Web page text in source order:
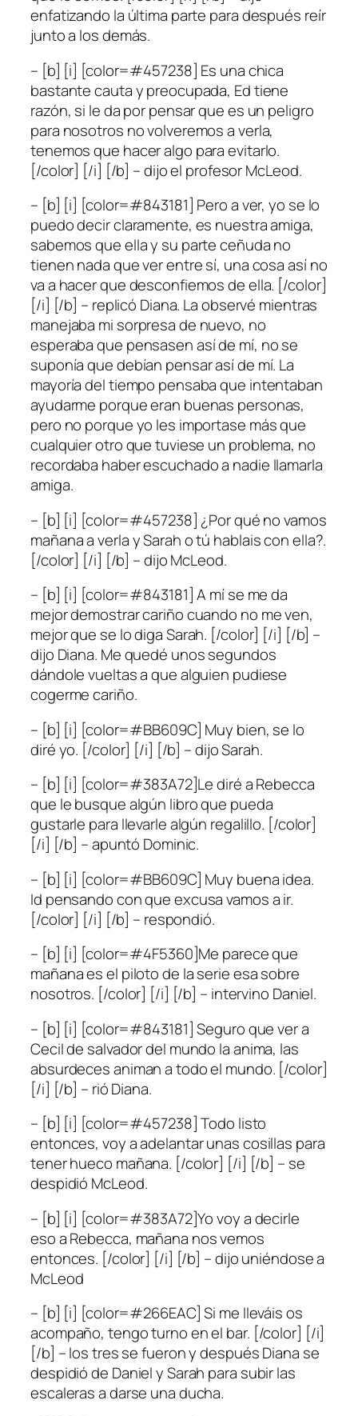
enfatizando la última parte para después reír
junto a los demás.
– [b] [i] [color=#457238] Es una chica
bastante cauta y preocupada, Ed tiene
razón, si le da por pensar que es un peligro
para nosotros no volveremos a verla,
tenemos que hacer algo para evitarlo.
[/color] [/i] [/b] – dijo el profesor McLeod.
– [b] [i] [color=#843181] Pero a ver, yo se lo
puedo decir claramente, es nuestra amiga,
sabemos que ella y su parte ceñuda no
tienen nada que ver entre sí, una cosa así no
va a hacer que desconfiemos de ella. [/color]
[/i] [/b] – replicó Diana. La observé mientras
manejaba mi sorpresa de nuevo, no
esperaba que pensasen así de mí, no se
suponía que debían pensar así de mí. La
mayoría del tiempo pensaba que intentaban
ayudarme porque eran buenas personas,
pero no porque yo les importase más que
cualquier otro que tuviese un problema, no
recordaba haber escuchado a nadie llamarla
amiga.
– [b] [i] [color=#457238] ¿Por qué no vamos
mañana a verla y Sarah o tú hablais con ella?.
[/color] [/i] [/b] – dijo McLeod.
– [b] [i] [color=#843181] A mí se me da
mejor demostrar cariño cuando no me ven,
mejor que se lo diga Sarah. [/color] [/i] [/b] –
dijo Diana. Me quedé unos segundos
dándole vueltas a que alguien pudiese
cogerme cariño.
– [b] [i] [color=#BB609C] Muy bien, se lo
diré yo. [/color] [/i] [/b] – dijo Sarah.
– [b] [i] [color=#383A72]Le diré a Rebecca
que le busque algún libro que pueda
gustarle para llevarle algún regalillo. [/color]
[/i] [/b] – apuntó Dominic.
– [b] [i] [color=#BB609C] Muy buena idea.
Id pensando con que excusa vamos a ir.
[/color] [/i] [/b] – respondió.
– [b] [i] [color=#4F5360]Me parece que
mañana es el piloto de la serie esa sobre
nosotros. [/color] [/i] [/b] – intervino Daniel.
– [b] [i] [color=#843181] Seguro que ver a
Cecil de salvador del mundo la anima, las
absurdeces animan a todo el mundo. [/color]
[/i] [/b] – rió Diana.
– [b] [i] [color=#457238] Todo listo
entonces, voy a adelantar unas cosillas para
tener hueco mañana. [/color] [/i] [/b] – se
despidió McLeod.
– [b] [i] [color=#383A72]Yo voy a decirle
eso a Rebecca, mañana nos vemos
entonces. [/color] [/i] [/b] – dijo uniéndose a
McLeod
– [b] [i] [color=#266EAC] Si me lleváis os
acompaño, tengo turno en el bar. [/color] [/i]
[/b] – los tres se fueron y después Diana se
despidió de Daniel y Sarah para subir las
escaleras a darse una ducha.